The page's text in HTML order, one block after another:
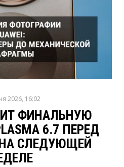
2026, 16:02
ФИНАЛЬНУЮ
6.7 ПЕРЕД
СЛЕДУЮЩЕЙ